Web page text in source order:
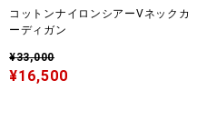
コットンナイロンシアーVネックカ
ーディガン
¥33,000
¥16,500